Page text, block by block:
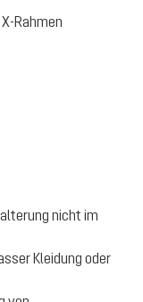
Rahmen
nicht im
Kleidung oder